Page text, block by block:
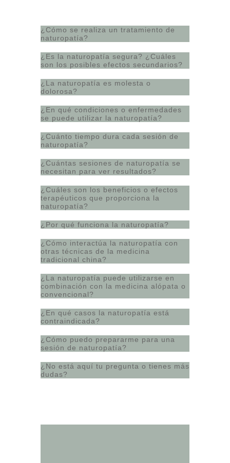
¿Cómo se realiza un tratamiento de
naturopatía?
¿Es la naturopatía segura? ¿Cuáles
son los posibles efectos secundarios?
¿La naturopatía es molesta o
dolorosa?
¿En qué condiciones o enfermedades
se puede utilizar la naturopatía?
¿Cuánto tiempo dura cada sesión de
naturopatía?
¿Cuántas sesiones de naturopatía se
necesitan para ver resultados?
¿Cuáles son los beneficios o efectos
terapéuticos que proporciona la
naturopatía?
¿Por qué funciona la naturopatía?
¿Cómo interactúa la naturopatía con
otras técnicas de la medicina
tradicional china?
¿La naturopatía puede utilizarse en
combinación con la medicina alópata o
convencional?
¿En qué casos la naturopatía está
contraindicada?
¿Cómo puedo prepararme para una
sesión de naturopatía?
¿No está aquí tu pregunta o tienes más
dudas?